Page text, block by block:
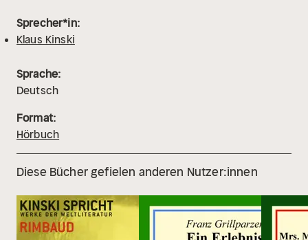
Sprecher*in:
Klaus Kinski
Sprache:
Deutsch
Format:
Hörbuch
Diese Bücher gefielen anderen Nutzer:innen